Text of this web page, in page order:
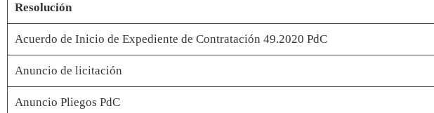
Resolución
Acuerdo de Inicio de Expediente de Contratación 49.2020 PdC
Anuncio de licitación
Anuncio Pliegos PdC